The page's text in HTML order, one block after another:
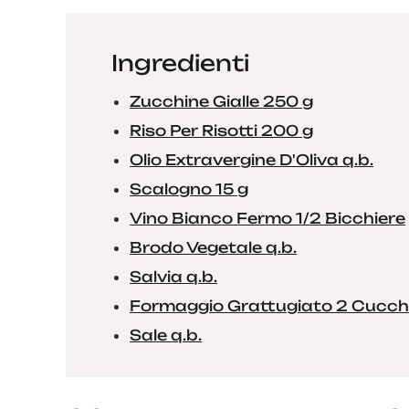
Ingredienti
Zucchine Gialle 250 g
Riso Per Risotti 200 g
Olio Extravergine D'Oliva q.b.
Scalogno 15 g
Vino Bianco Fermo 1/2 Bicchiere
Brodo Vegetale q.b.
Salvia q.b.
Formaggio Grattugiato 2
Sale q.b.